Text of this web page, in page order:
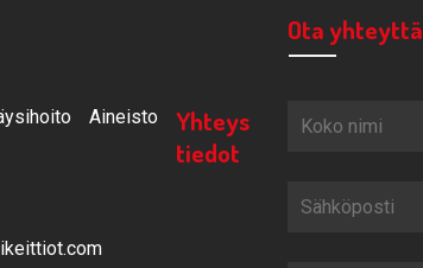
Aineisto
Yhteys
tiedot
Ota yhteyttä